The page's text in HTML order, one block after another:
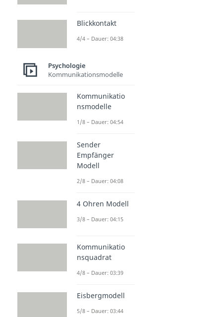
Blickkontakt
4/4 – Dauer: 04:38
Psychologie
Kommunikationsmodelle
Kommunikatio
nsmodelle
1/8 – Dauer: 04:54
Sender
Empfänger
Modell
2/8 – Dauer: 04:08
4 Ohren Modell
3/8 – Dauer: 04:15
Kommunikatio
nsquadrat
4/8 – Dauer: 03:39
Eisbergmodell
5/8 – Dauer: 03:44